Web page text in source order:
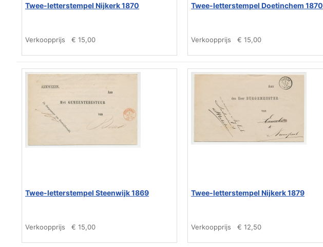
Twee-letterstempel Nijkerk 1870
Verkoopprijs € 15,00
Twee-letterstempel Doetinchem 1870
Verkoopprijs € 15,00
Twee-letterstempel Steenwijk 1869
Verkoopprijs € 15,00
Twee-letterstempel Nijkerk 1879
Verkoopprijs € 12,50